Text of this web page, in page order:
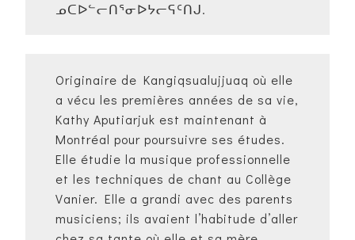
ᓄᑕᐅᓪᓕᑎᕐᓂᐅᔭᓕᕋᑦᑎᒍ.
Originaire de Kangiqsualujjuaq où elle
a vécu les premières années de sa vie,
Kathy Aputiarjuk est maintenant à
Montréal pour poursuivre ses études.
Elle étudie la musique professionnelle
et les techniques de chant au Collège
Vanier. Elle a grandi avec des parents
musiciens; ils avaient l’habitude d’aller